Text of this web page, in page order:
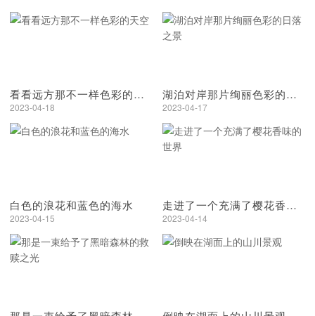
看看远方那不一样色彩的天空
2023-04-18
湖泊对岸那片绚丽色彩的日落之景
2023-04-17
白色的浪花和蓝色的海水
2023-04-15
走进了一个充满了樱花香味的世界
2023-04-14